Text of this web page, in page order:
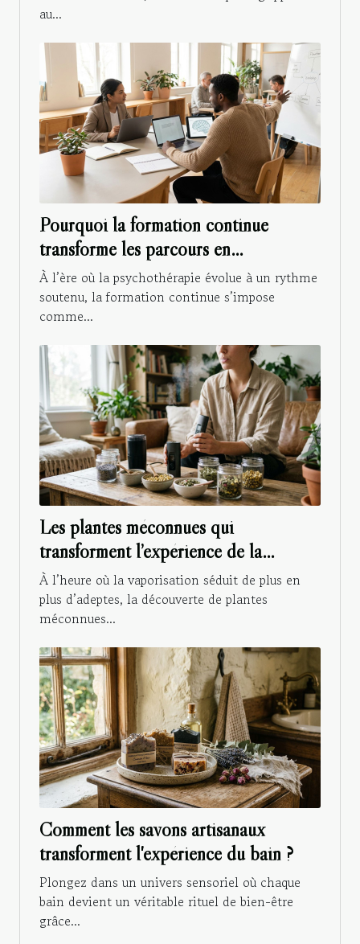
au...
Pourquoi la formation continue
transforme les parcours en
psychothérapie moderne
À l’ère où la psychothérapie évolue à un rythme
soutenu, la formation continue s’impose
comme...
Les plantes méconnues qui
transforment l’expérience de la
vaporisation
À l’heure où la vaporisation séduit de plus en
plus d’adeptes, la découverte de plantes
méconnues...
Comment les savons artisanaux
transforment l'expérience du bain ?
Plongez dans un univers sensoriel où chaque
bain devient un véritable rituel de bien-être
grâce...